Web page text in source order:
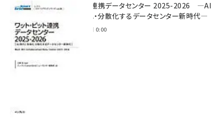
ワット・ビット連携データセンター 2025-2026 ―AI
時代に多様化・分散化するデータセンター新時代―
2025年11月28日 0:00